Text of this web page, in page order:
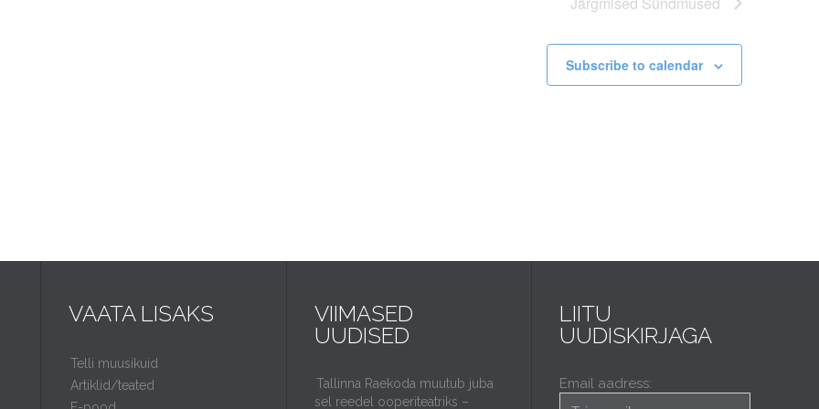
Subscribe to calendar
VAATA LISAKS
Telli muusikuid
Artiklid/teated
VIIMASED
UUDISED
Tallinna Raekoda muutub juba
sel reedel ooperiteatriks –
LIITU
UUDISKIRJAGA
Email aadress: